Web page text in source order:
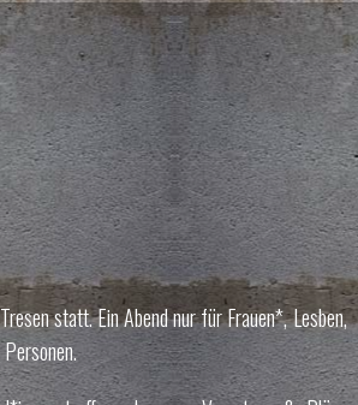
statt. Ein Abend nur für Frauen*, Lesben,